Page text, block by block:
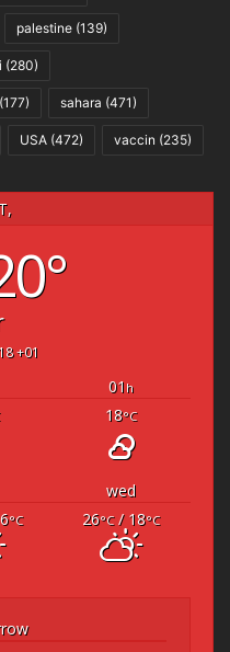
palestine (139)
(280)
(177) sahara (471)
USA (472) vaccin (235)
+01
01 h
18°C
wed
°C 26°C/ 18°C